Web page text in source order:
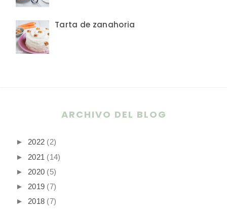
Tarta de zanahoria
ARCHIVO DEL BLOG
► 2022 (2)
► 2021 (14)
► 2020 (5)
► 2019 (7)
► 2018 (7)